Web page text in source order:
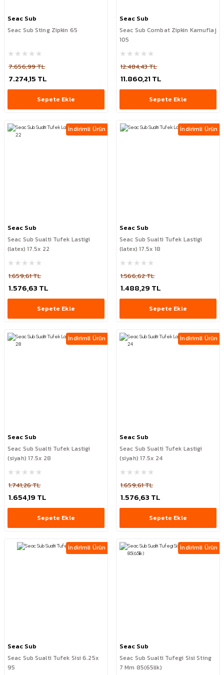
Seac Sub
Seac Sub Sting Zipkin 65
7.656,99 TL
7.274,15 TL
Sepete Ekle
Seac Sub
Seac Sub Combat Zipkin Kamuflaj
105
12.484,43 TL
11.860,21 TL
Sepete Ekle
İndirimli Ürün
Seac Sub
Seac Sub Sualti Tufek Lastigi
(latex) 17.5x 22
1.659,61 TL
1.576,63 TL
Sepete Ekle
İndirimli Ürün
Seac Sub
Seac Sub Sualti Tufek Lastigi
(latex) 17.5x 18
1.566,62 TL
1.488,29 TL
Sepete Ekle
İndirimli Ürün
Seac Sub
Seac Sub Sualti Tufek Lastigi
(siyah) 17.5x 28
1.741,26 TL
1.654,19 TL
Sepete Ekle
İndirimli Ürün
Seac Sub
Seac Sub Sualti Tufek Lastigi
(siyah) 17.5x 24
1.659,61 TL
1.576,63 TL
Sepete Ekle
İndirimli Ürün
Seac Sub
Seac Sub Sualti Tufek Sisi 6.25x
95
İndirimli Ürün
Seac Sub
Seac Sub Sualti Tufegi Sisi Sting
7 Mm 85(65lik)